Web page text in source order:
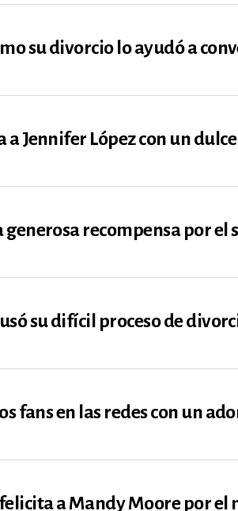
su divorcio lo ayudó a
Jennifer López con un
generosa recompensa por el
su difícil proceso de
fans en las redes con un
a Mandy Moore por el